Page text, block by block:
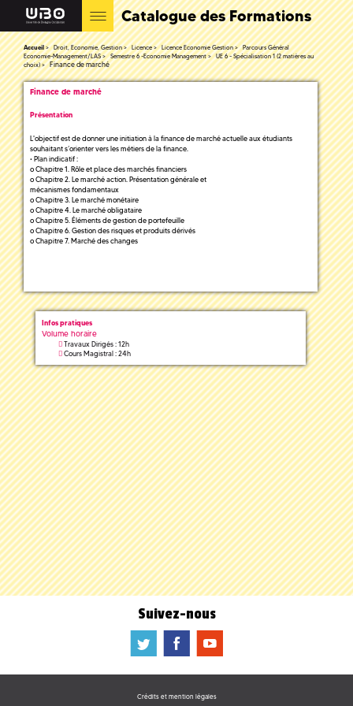
Catalogue des Formations
Accueil Droit, Economie, Gestion Licence Licence Economie Gestion
Parcours Général
Economie-Management/LAS
Semestre 6 -Economie Management
UE 6 - Spécialisation 1 (2 matières au
choix)
Finance de marché
Finance de marché
Présentation
L'objectif est de donner une initiation à la finance de marché actuelle aux étudiants
souhaitant s’orienter vers les métiers de la finance.
• Plan indicatif :
o Chapitre 1. Rôle et place des marchés financiers
o Chapitre 2. Le marché action. Présentation générale et
mécanismes fondamentaux
o Chapitre 3. Le marché monétaire
o Chapitre 4. Le marché obligataire
o Chapitre 5. Éléments de gestion de portefeuille
o Chapitre 6. Gestion des risques et produits dérivés
o Chapitre 7. Marché des changes
Infos pratiques
Volume horaire
Travaux Dirigés : 12h
Cours Magistral : 24h
Suivez-nous
a b f
Crédits et mention légales